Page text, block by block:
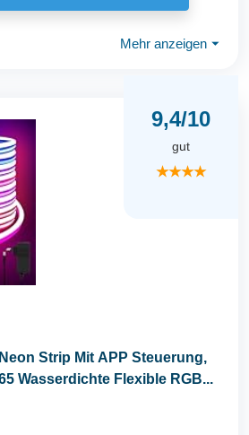
Mehr anzeigen ⏷
9,4/10
gut
★★★★
Strip Mit APP Steuerung,
Wasserdichte Flexible RGB...